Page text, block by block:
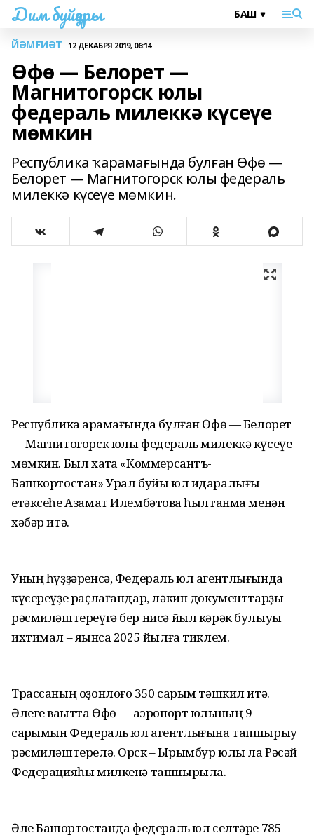
Дим буйҙары
ЙӘМҒИӘТ 12 ДЕКАБРЯ 2019, 06:14
Өфө — Белорет —
Магнитогорск юлы
федераль милеккә күсеүе
мөмкин
Республика ҡарамағында булған Өфө —
Белорет — Магнитогорск юлы федераль
милеккә күсеүе мөмкин.
Республика ҡарамағында булған Өфө — Белорет
— Магнитогорск юлы федераль милеккә күсеүе
мөмкин. Был хаҡта «Коммерсантъ-
Башкортостан» Урал буйы юл идаралығы
етәксеһе Азамат Илембәтовҡа һылтанма менән
хәбәр итә.
Уның һүҙҙәренсә, Федераль юл агентлығында
күсереүҙе раҫлағандар, ләкин документтарҙы
рәсмиләштереүгә бер нисә йыл кәрәк булыуы
ихтимал – яҡынса 2025 йылға тиклем.
Трассаның оҙонлоғо 350 саҡрым тәшкил итә.
Әлеге ваҡытта Өфө — аэропорт юлының 9
саҡрымын Федераль юл агентлығына тапшырыу
рәсмиләштерелә. Орск – Ырымбур юлы ла Рәсәй
Федерацияһы милкенә тапшырыла.
Әле Башҡортостанда федераль юл селтәре 785